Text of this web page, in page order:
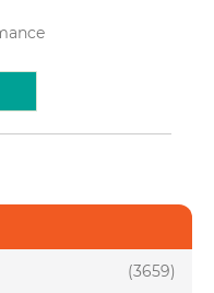
(3659)